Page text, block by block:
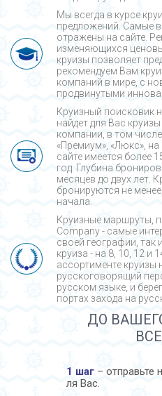
Мы всегда в курсе
предложений. Самые
отражены на сайте.
изменяющихся
круизы позволяет
рекомендуем Вам
компаний в мире, с
продвинутыми
Круизный поисковик
найдет для Вас
компании, в том
«Премиум», «Люкс»,
сайте имеется более
год. Глубина
месяцев до двух лет.
бронируются не
начала.
Круизные маршруты,
Company - cамые
своей географии, так
круиза - на 8, 10, 12 и
ассортименте круизы
русскоговорящий
русском языке, и
портах захода на
ДО
1 шаг – отправьте
ля Вас.